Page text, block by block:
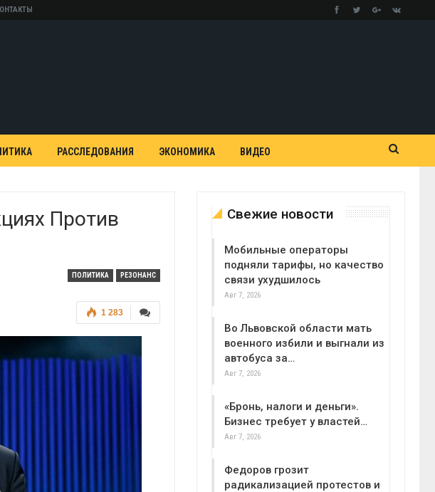
РАССЛЕДОВАНИЯ ЭКОНОМИКА ВИДЕО
Против
ПОЛИТИКА РЕЗОНАНС
1 283
Свежие новости
Мобильные операторы
подняли тарифы, но качество
связи ухудшилось
Авг 7, 2026
Во Львовской области мать
военного избили и выгнали из
автобуса за…
Авг 7, 2026
«Бронь, налоги и деньги».
Бизнес требует у властей…
Авг 7, 2026
Федоров грозит
радикализацией протестов и